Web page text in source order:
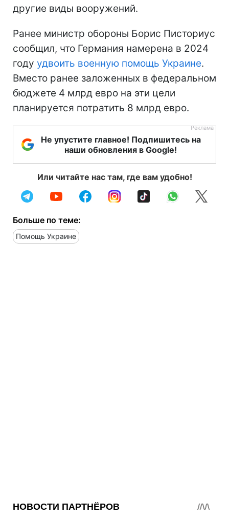
другие виды вооружений.
Ранее министр обороны Борис Писториус
сообщил, что Германия намерена в 2024
году удвоить военную помощь Украине.
Вместо ранее заложенных в федеральном
бюджете 4 млрд евро на эти цели
планируется потратить 8 млрд евро.
Не упустите главное! Подпишитесь на
наши обновления в Google!
Или читайте нас там, где вам удобно!
Больше по теме:
Помощь Украине